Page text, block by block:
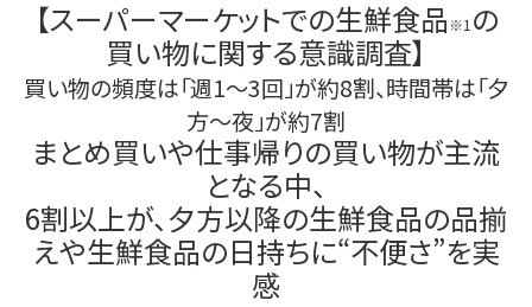
【スーパーマーケットでの生鮮食品※1 の
買い物に関する意識調査】
買い物の頻度は「週1～3回」が約8割、時間帯は「夕
方～夜」が約7割
まとめ買いや仕事帰りの買い物が主流
となる中、
6割以上が、夕方以降の生鮮食品の品揃
えや生鮮食品の日持ちに“不便さ”を実
感